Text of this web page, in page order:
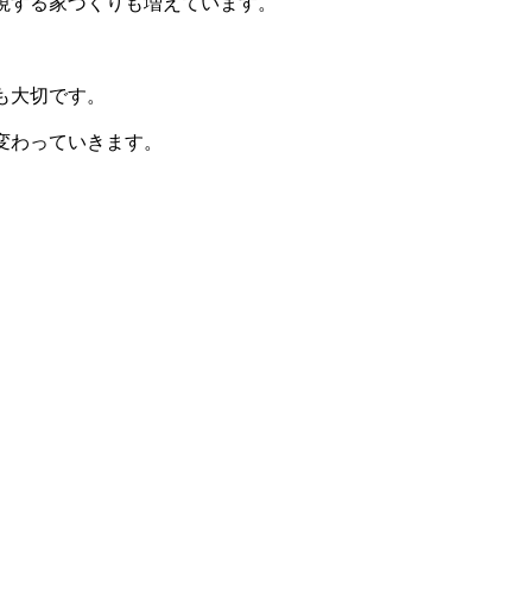
切です。
っていきます。